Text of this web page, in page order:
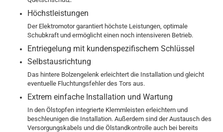
Höchstleistungen
Der Elektromotor garantiert höchste Leistungen, optimale
Schubkraft und ermöglicht einen noch intensiveren Betrieb.
Entriegelung mit kundenspezifischem Schlüssel
Selbstausrichtung
Das hintere Bolzengelenk erleichtert die Installation und gleicht
eventuelle Fluchtungsfehler des Tors aus.
Extrem einfache Installation und Wartung
In den Ölstopfen integrierte Klemmleisten erleichtern und
beschleunigen die Installation. Außerdem sind der Austausch des
Versorgungskabels und die Ölstandkontrolle auch bei bereits